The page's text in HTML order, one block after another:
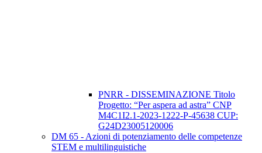
PNRR - DISSEMINAZIONE Titolo
Progetto: “Per aspera ad astra” CNP
M4C1I2.1-2023-1222-P-45638 CUP:
G24D23005120006
DM 65 - Azioni di potenziamento delle competenze
STEM e multilinguistiche